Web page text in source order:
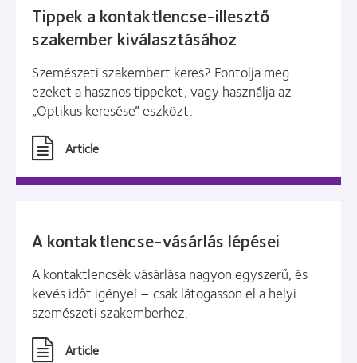
Tippek a kontaktlencse-illesztő
szakember kiválasztásához
Szemészeti szakembert keres? Fontolja meg
ezeket a hasznos tippeket, vagy használja az
„Optikus keresése” eszközt.
Article
A kontaktlencse-vásárlás lépései
A kontaktlencsék vásárlása nagyon egyszerű, és
kevés időt igényel – csak látogasson el a helyi
szemészeti szakemberhez.
Article